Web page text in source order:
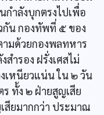
ำลังบุกตรงไปเพื่อ
กัน กองทัพที่ ๕ ของ
ามด้วยกองพลทหาร
ำรอง ฝรั่งเศสไม่
เหนียวแน่น ใน ๒ วัน
ทั้ง ๒ ฝ่ายสูญเสีย
สียมากกว่า ประมาณ